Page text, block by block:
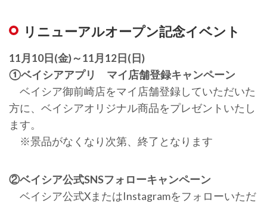
リニューアルオープン記念イベント
11月10日(金)～11月12日(日)
①ベイシアアプリ マイ店舗登録キャンペーン
ベイシア御前崎店をマイ店舗登録していただいた
方に、ベイシアオリジナル商品をプレゼントいたし
ます。
※景品がなくなり次第、終了となります
②ベイシア公式SNSフォローキャンペーン
ベイシア公式XまたはInstagramをフォローいただ